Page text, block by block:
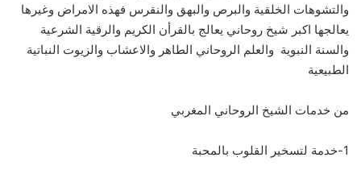
والتشوهات الخلقية والبرص والبهق والنقرس فهذه الامراض وغيرها
يعالجها اكبر شيخ روحاني يعالج بالقرأن الكريم والرقية الشرعية
والسنة النبوية والعلم الروحاني الطاهر والاعشاب والزيوت النباتية
الطبيعية
من خدمات الشيخ الروحاني المغربي
1-خدمة لتسخير القلوب بالمحبة